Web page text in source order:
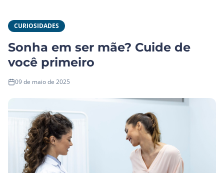
CURIOSIDADES
Sonha em ser mãe? Cuide de
você primeiro
09 de maio de 2025